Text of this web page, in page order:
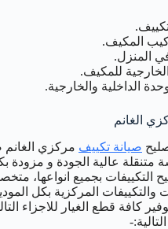
المكيف.
المنزل.
للمكيف.
الداخلية والخارجية.
الغانم
صيانة تكييف مركزي الغانم
متنقلة عالية الجودة و مزودة
التكييفات بجميع انواعها،
والتكييفات المركزية بكل
كافة قطع الغيار للاجزاء